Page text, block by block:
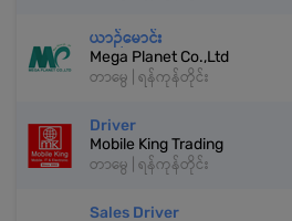
ယာဉ်မောင်း
Mega Planet Co.,Ltd
တာမွေ | ရန်ကုန်တိုင်း
Driver
Mobile King Trading
တာမွေ | ရန်ကုန်တိုင်း
Sales Driver